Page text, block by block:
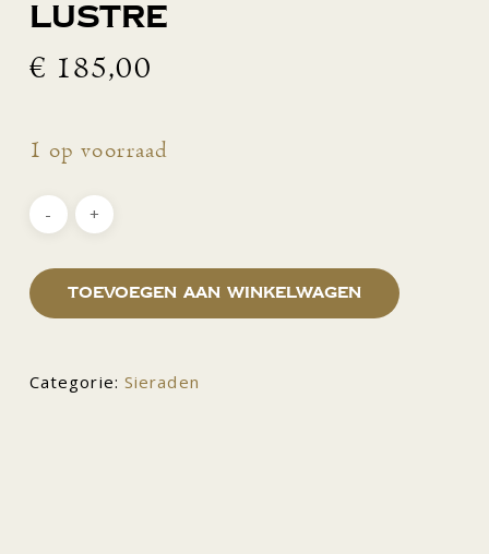
Lustre
€ 185,00
1 op voorraad
Toevoegen aan winkelwagen
Categorie: Sieraden